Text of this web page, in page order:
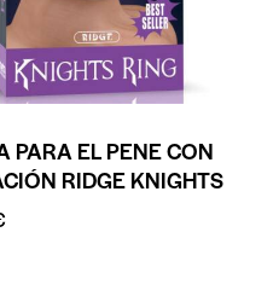
PARA EL PENE CON
RIDGE KNIGHTS